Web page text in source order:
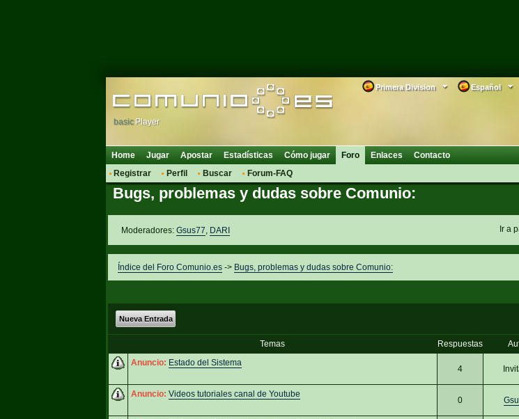
Español
Primera Division
basic Player
Home Jugar Apostar Estadísticas Cómo jugar
Foro
Registrar
Perfil Buscar Forum-FAQ
Enlaces Contacto
Bugs, problemas y dudas sobre Comunio:
Ir a
Moderadores: Gsus77 DARI
Índice del Foro Comunio.es-> Bugs, problemas y dudas sobre Comunio:
Nueva Entrada
Temas Respuestas
Anuncio: Estado del Sistema
4
Anuncio: Videos tutoriales canal de Youtube
0